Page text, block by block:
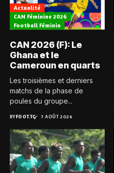
Actualité
CAN Féminine 2026
Football Féminin
CAN 2026 (F): Le
Ghana et le
Cameroun en quarts
Les troisièmes et derniers
matchs de la phase de
poules du groupe...
BYFOOT.TG 7 AOÛT 2026